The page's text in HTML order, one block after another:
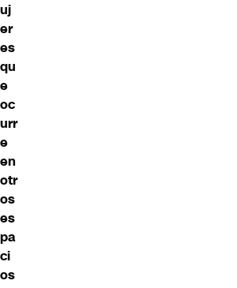
uj
er
es
qu
e
oc
urr
e
en
otr
os
es
pa
ci
os